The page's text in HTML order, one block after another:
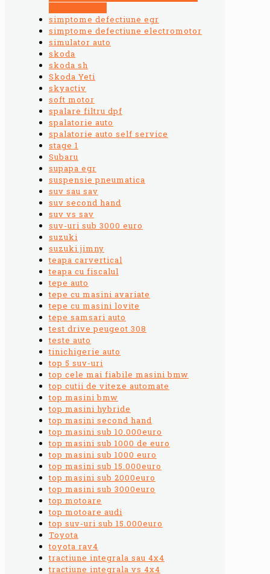
simptome defectiune egr
simptome defectiune electromotor
simulator auto
skoda
skoda sh
Skoda Yeti
skyactiv
soft motor
spalare filtru dpf
spalatorie auto
spalatorie auto self service
stage 1
Subaru
supapa egr
suspensie pneumatica
suv sau sav
suv second hand
suv vs sav
suv-uri sub 3000 euro
suzuki
suzuki jimny
teapa carvertical
teapa cu fiscalul
tepe auto
tepe cu masini avariate
tepe cu masini lovite
tepe samsari auto
test drive peugeot 308
teste auto
tinichigerie auto
top 5 suv-uri
top cele mai fiabile masini bmw
top cutii de viteze automate
top masini bmw
top masini hybride
top masini second hand
top masini sub 10.000euro
top masini sub 1000 de euro
top masini sub 1000 euro
top masini sub 15.000euro
top masini sub 2000euro
top masini sub 3000euro
top motoare
top motoare audi
top suv-uri sub 15.000euro
Toyota
toyota rav4
tractiune integrala sau 4x4
tractiune integrala vs 4x4